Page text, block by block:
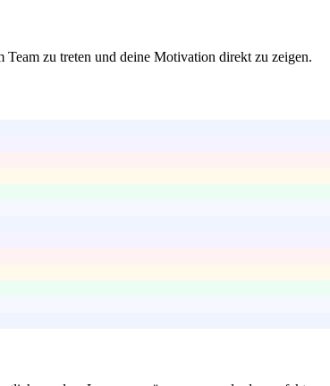
zu treten und deine Motivation direkt zu zeigen.